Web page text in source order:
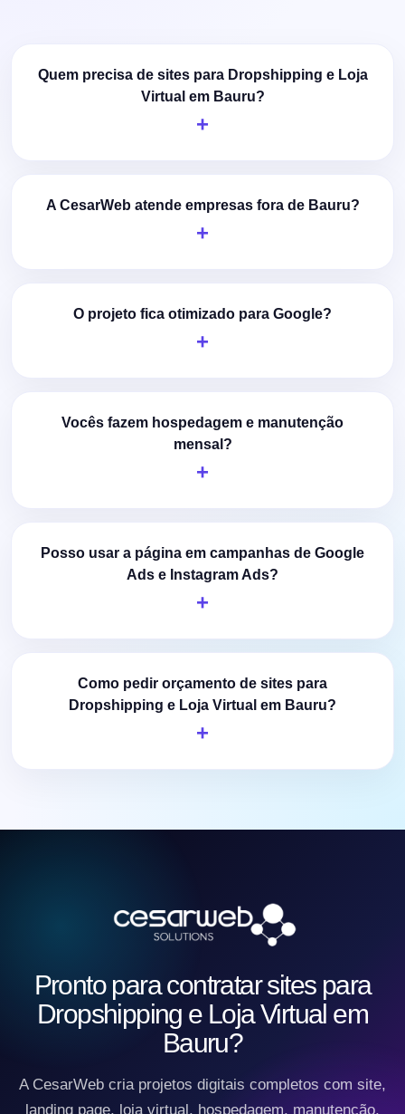
Quem precisa de sites para Dropshipping e Loja
Virtual em Bauru?
A CesarWeb atende empresas fora de Bauru?
O projeto fica otimizado para Google?
Vocês fazem hospedagem e manutenção
mensal?
Posso usar a página em campanhas de Google
Ads e Instagram Ads?
Como pedir orçamento de sites para
Dropshipping e Loja Virtual em Bauru?
Pronto para contratar sites para
Dropshipping e Loja Virtual em
Bauru?
A CesarWeb cria projetos digitais completos com site,
landing page, loja virtual, hospedagem, manutenção,